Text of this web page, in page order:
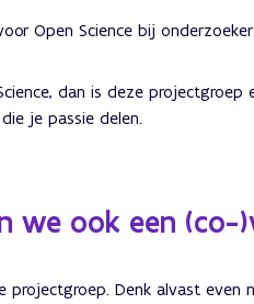
Open Science bij
dan is deze projectgroep
je passie delen.
we ook een
Denk alvast even